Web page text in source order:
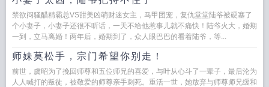
禁欲闷骚醋精霸总VS甜美凶萌财迷女主，马甲团宠，复仇堂堂陆爷被硬塞了
个小妻子，小妻子还很不听话，一天不给他惹事儿就不痛快！陆爷火大，婚期
一到，立马离婚！两年后，婚期到了，众人眼巴巴的看着陆爷，等...
师妹莫松手，宗门希望你别走！
前世，虞昭为了挽回师尊和五位师兄的喜爱，与叶从心斗了一辈子，最后沦为
人人喊打的叛徒，被敬爱的师尊亲手刺死。重活一世，她放弃与师尊师兄缓和